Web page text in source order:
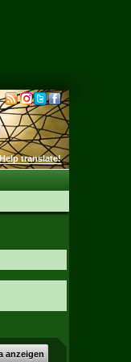
translate!
anzeigen